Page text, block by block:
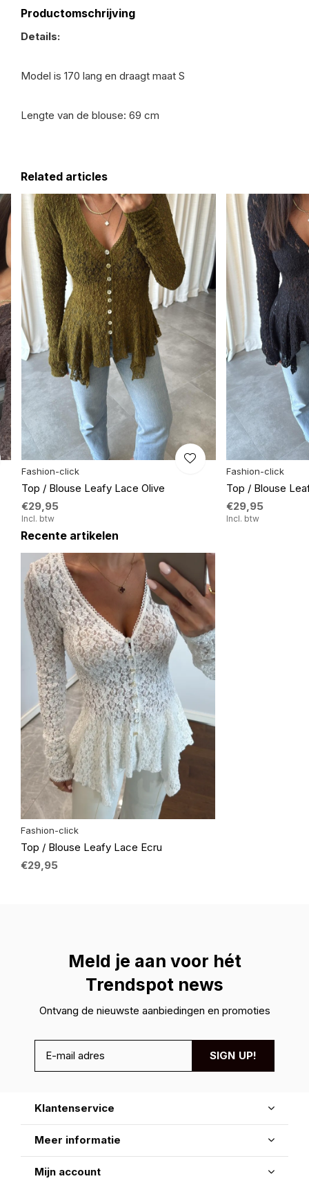
Productomschrijving
Details:
Model is 170 lang en draagt maat S
Lengte van de blouse: 69 cm
Related articles
Fashion-click
Top / Blouse Leafy Lace Olive
€29,95
Incl. btw
Fashion-click
Top / Blouse
€29,95
Incl. btw
Recente artikelen
Fashion-click
Top / Blouse Leafy Lace Ecru
€29,95
Meld je aan voor hét
Trendspot news
Ontvang de nieuwste aanbiedingen en promoties
SIGN UP!
Klantenservice
Meer informatie
Mijn account